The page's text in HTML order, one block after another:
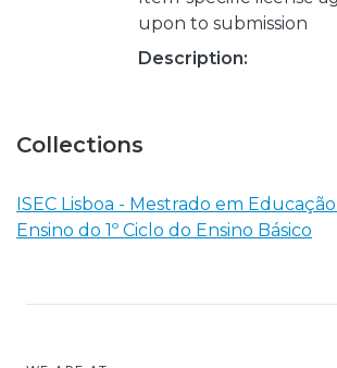
upon to submission
Description:
Collections
ISEC Lisboa - Mestrado em
Ensino do 1º Ciclo do Ensino Básico